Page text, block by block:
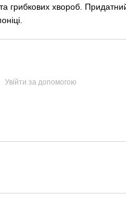
та грибкових хвороб.
Увійти за допомогою